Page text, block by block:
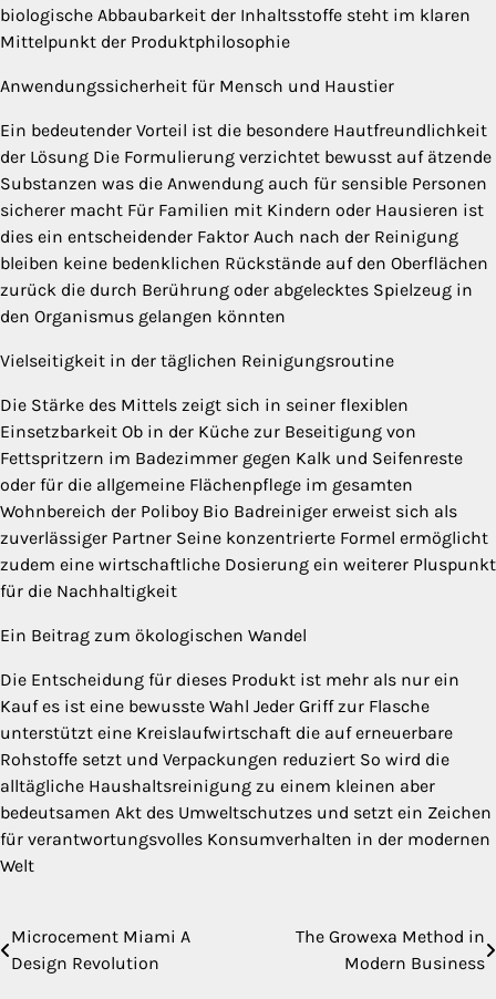
biologische Abbaubarkeit der Inhaltsstoffe steht im klaren
Mittelpunkt der Produktphilosophie
Anwendungssicherheit für Mensch und Haustier
Ein bedeutender Vorteil ist die besondere Hautfreundlichkeit
der Lösung Die Formulierung verzichtet bewusst auf ätzende
Substanzen was die Anwendung auch für sensible Personen
sicherer macht Für Familien mit Kindern oder Hausieren ist
dies ein entscheidender Faktor Auch nach der Reinigung
bleiben keine bedenklichen Rückstände auf den Oberflächen
zurück die durch Berührung oder abgelecktes Spielzeug in
den Organismus gelangen könnten
Vielseitigkeit in der täglichen Reinigungsroutine
Die Stärke des Mittels zeigt sich in seiner flexiblen
Einsetzbarkeit Ob in der Küche zur Beseitigung von
Fettspritzern im Badezimmer gegen Kalk und Seifenreste
oder für die allgemeine Flächenpflege im gesamten
Wohnbereich der Poliboy Bio Badreiniger erweist sich als
zuverlässiger Partner Seine konzentrierte Formel ermöglicht
zudem eine wirtschaftliche Dosierung ein weiterer Pluspunkt
für die Nachhaltigkeit
Ein Beitrag zum ökologischen Wandel
Die Entscheidung für dieses Produkt ist mehr als nur ein
Kauf es ist eine bewusste Wahl Jeder Griff zur Flasche
unterstützt eine Kreislaufwirtschaft die auf erneuerbare
Rohstoffe setzt und Verpackungen reduziert So wird die
alltägliche Haushaltsreinigung zu einem kleinen aber
bedeutsamen Akt des Umweltschutzes und setzt ein Zeichen
für verantwortungsvolles Konsumverhalten in der modernen
Welt
Post
navigation
Microcement Miami A
Design Revolution
The Growexa Method in
Modern Business